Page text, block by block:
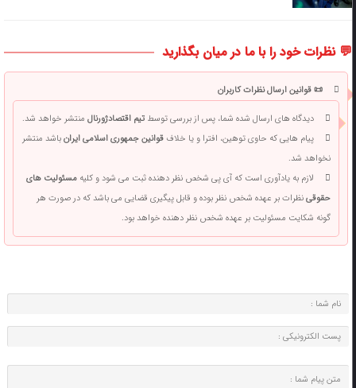
💬 نظرات خود را با ما در میان بگذارید
📜 قوانین ارسال نظرات کاربران
دیدگاه های ارسال شده شما، پس از بررسی توسطتیم اقتصادژورنالمنتشر خواهد شد.
پیام هایی که حاوی توهین، افترا و یا خلافقوانین جمهوری اسلامی ایرانباشد منتشر
نخواهد شد.
لازم به یادآوری است که آی پی شخص نظر دهنده ثبت می شود و کلیهمسئولیت های
حقوقینظرات بر عهده شخص نظر بوده و قابل پیگیری قضایی می باشد که در صورت هر
گونه شکایت مسئولیت بر عهده شخص نظر دهنده خواهد بود.